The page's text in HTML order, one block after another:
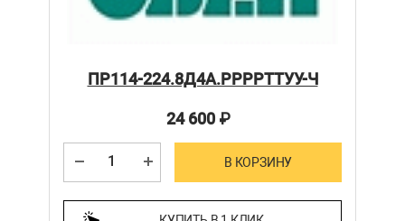
ПР114-224.8Д4А.РРРРТТУУ-Ч
24 600₽
В КОРЗИНУ